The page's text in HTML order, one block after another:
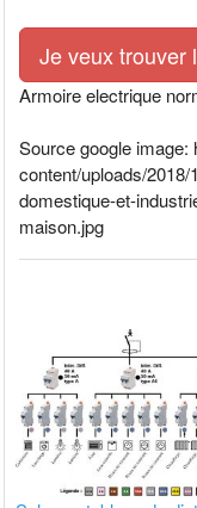
Je veux trouver
Armoire electrique
Source google
content/uploads/
domestique-et-
maison.jpg